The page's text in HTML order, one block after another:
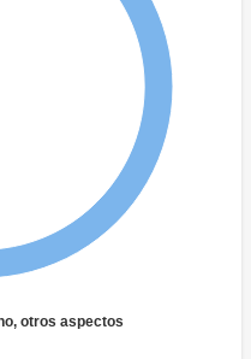
otros aspectos